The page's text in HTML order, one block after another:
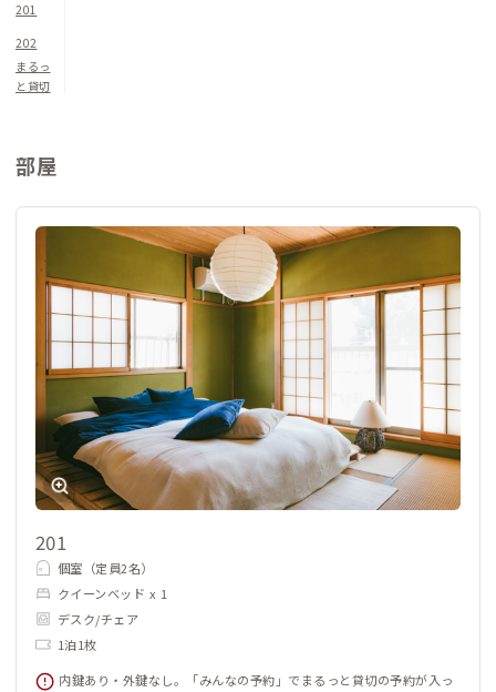
201
202
まるっ
と貸切
部屋
201
個室（定員2名）
クイーンベッド x 1
デスク/チェア
1泊1枚
内鍵あり・外鍵なし。「みんなの予約」でまるっと貸切の予約が入っ